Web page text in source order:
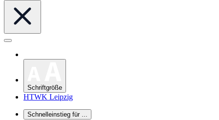
Schriftgröße
HTWK Leipzig
Schnelleinstieg für ...